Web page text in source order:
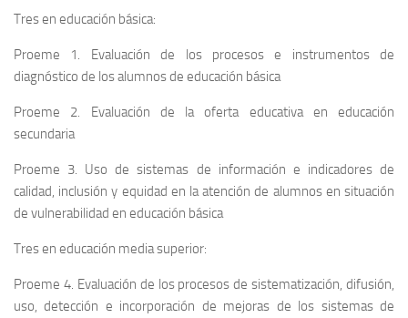
Tres en educación básica:
Proeme 1. Evaluación de los procesos e instrumentos de
diagnóstico de los alumnos de educación básica
Proeme 2. Evaluación de la oferta educativa en educación
secundaria
Proeme 3. Uso de sistemas de información e indicadores de
calidad, inclusión y equidad en la atención de alumnos en situación
de vulnerabilidad en educación básica
Tres en educación media superior:
Proeme 4. Evaluación de los procesos de sistematización, difusión,
uso, detección e incorporación de mejoras de los sistemas de